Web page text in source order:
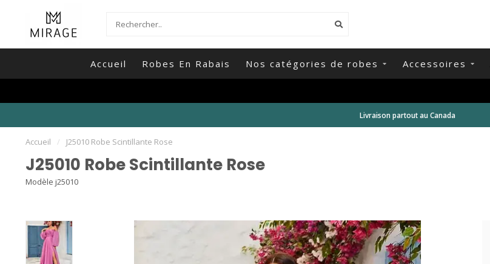
Accueil Robes En Rabais Nos catégories de robes Accessoires
Livraison partout au Canada
Accueil / J25010 Robe Scintillante Rose
J25010 Robe Scintillante Rose
Modèle j25010